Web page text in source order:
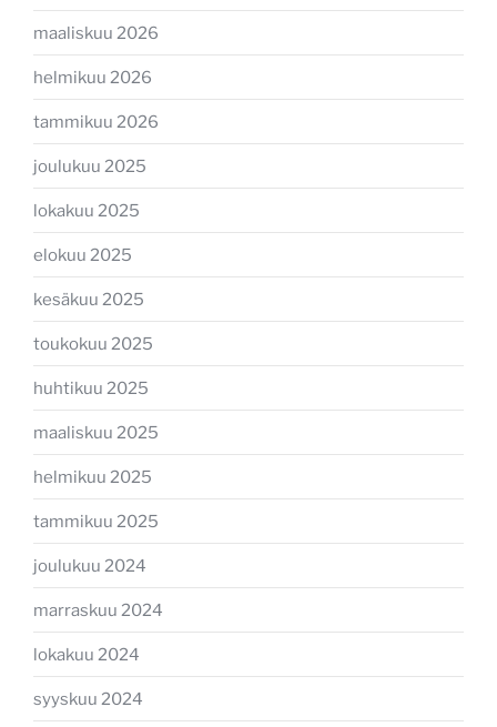
maaliskuu 2026
helmikuu 2026
tammikuu 2026
joulukuu 2025
lokakuu 2025
elokuu 2025
kesäkuu 2025
toukokuu 2025
huhtikuu 2025
maaliskuu 2025
helmikuu 2025
tammikuu 2025
joulukuu 2024
marraskuu 2024
lokakuu 2024
syyskuu 2024